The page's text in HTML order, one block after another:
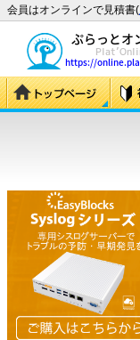
会員はオンラインで見積書(